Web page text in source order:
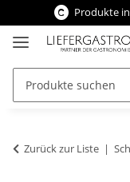
Produkte
Zurück zur Liste